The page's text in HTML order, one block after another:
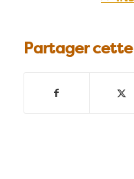
Partager